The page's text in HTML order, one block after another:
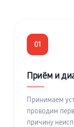
01
Приём и
Принимаем
проводим
причину